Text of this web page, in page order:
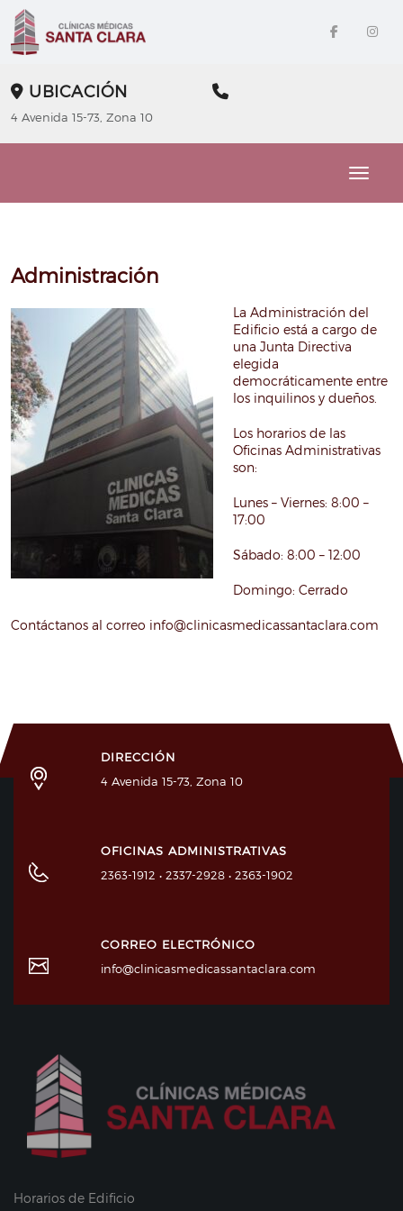
UBICACIÓN
4 Avenida 15-73, Zona 10
Administración
La Administración del
Edificio está a cargo de
una Junta Directiva
elegida
democráticamente entre
los inquilinos y dueños.
Los horarios de las
Oficinas Administrativas
son:
Lunes – Viernes: 8:00 –
17:00
Sábado: 8:00 – 12:00
Domingo: Cerrado
Contáctanos al correo info@clinicasmedicassantaclara.com
DIRECCIÓN
4 Avenida 15-73, Zona 10
OFICINAS ADMINISTRATIVAS
2363-1912 • 2337-2928 • 2363-1902
CORREO ELECTRÓNICO
info@clinicasmedicassantaclara.com
Horarios de Edificio